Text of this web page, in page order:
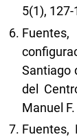
5(1), 127-
Santiago
del
Manuel
Fuentes,